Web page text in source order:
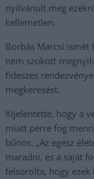
nyilvánult meg
kellemetlen.
Borbás Marcsi ismét
nem szokott
fideszes
megkeresést.
Kijelentette, hogy a
miatt perre fog
bűnös. „Az egész
maradni, és a saját
felsorolta, hogy ezek